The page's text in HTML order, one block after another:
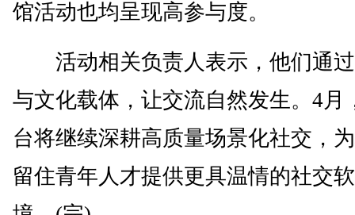
馆活动也均呈现高参与度。
活动相关负责人表示，他们通
与文化载体，让交流自然发生。4月
台将继续深耕高质量场景化社交，
留住青年人才提供更具温情的社交